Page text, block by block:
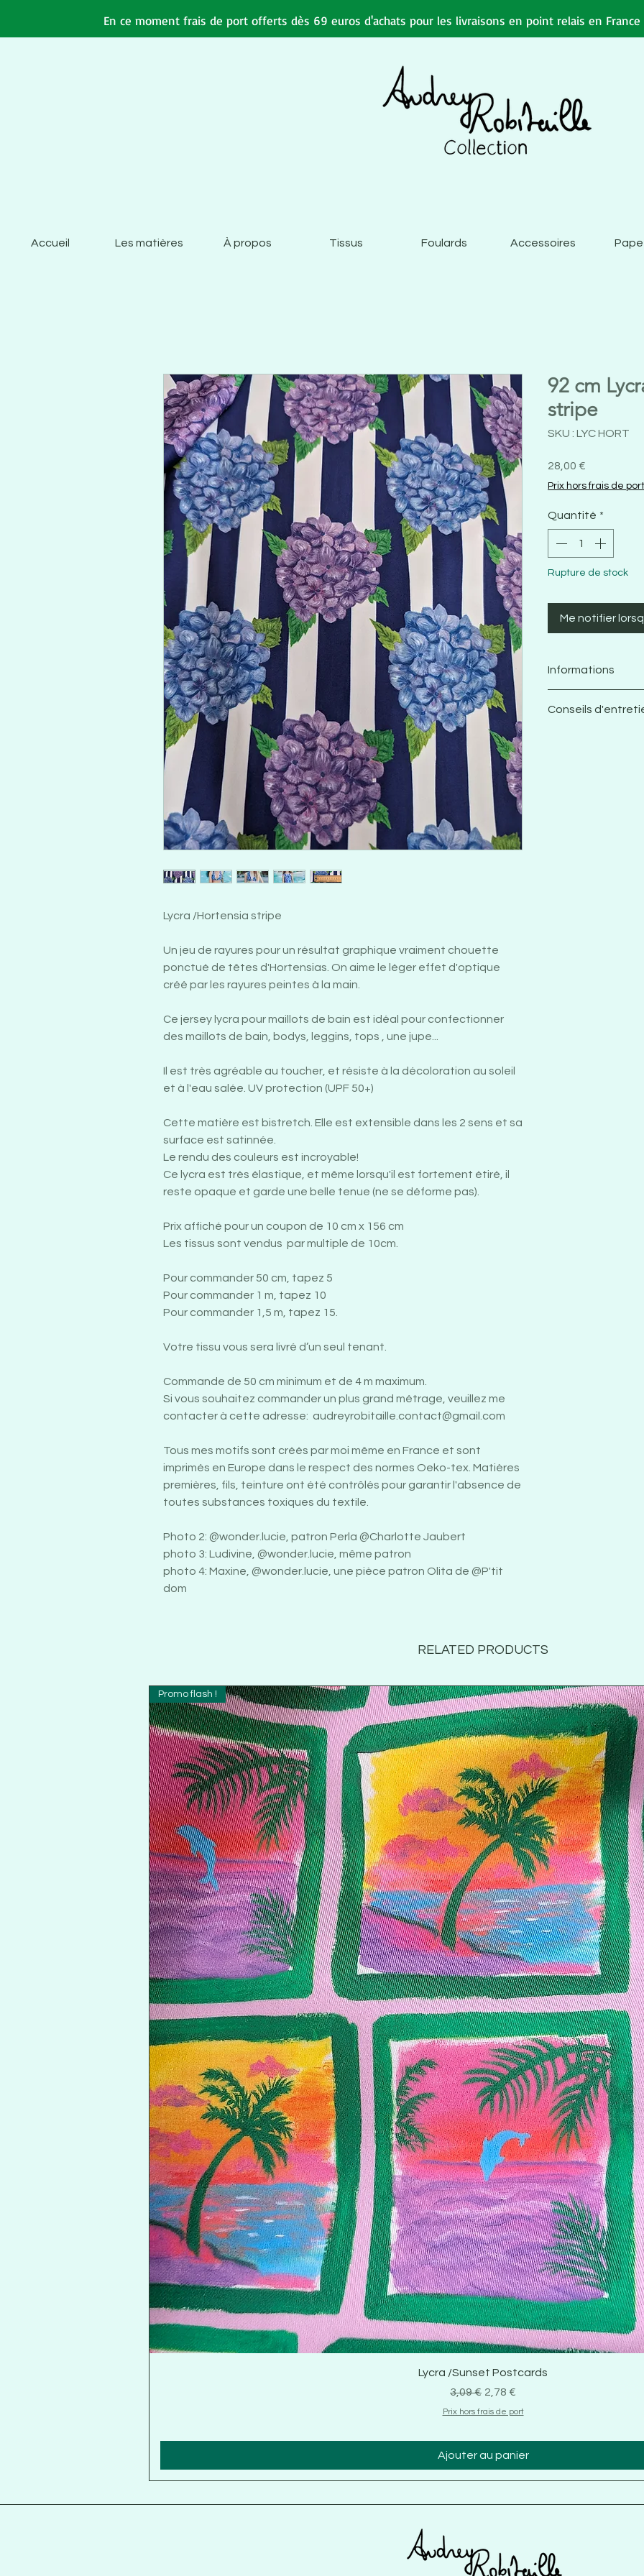
En ce moment frais de port offerts dès 69 euros d'achats pour les livraisons en point relais en
Accueil Les matières À propos Tissus Foulards Accessoires
Lycra /Hortensia stripe
Un jeu de rayures pour un résultat graphique vraiment chouette
ponctué de têtes d'Hortensias. On aime le léger effet d'optique
créé par les rayures peintes à la main.
Ce jersey lycra pour maillots de bain est idéal pour confectionner
des maillots de bain, bodys, leggins, tops , une jupe...
Il est très agréable au toucher, et résiste à la décoloration au soleil
et à l'eau salée. UV protection (UPF 50+)
Cette matière est bistretch. Elle est extensible dans les 2 sens et sa
surface est satinnée.
Le rendu des couleurs est incroyable!
Ce lycra est très élastique, et même lorsqu'il est fortement étiré, il
reste opaque et garde une belle tenue (ne se déforme pas).
Prix affiché pour un coupon de 10 cm x 156 cm
Les tissus sont vendus par multiple de 10cm.
Pour commander 50 cm, tapez 5
Pour commander 1 m, tapez 10
Pour commander 1,5 m, tapez 15.
Votre tissu vous sera livré d’un seul tenant.
Commande de 50 cm minimum et de 4 m maximum.
Si vous souhaitez commander un plus grand métrage, veuillez me
contacter à cette adresse: audreyrobitaille.contact@gmail.com
Tous mes motifs sont créés par moi même en France et sont
imprimés en Europe dans le respect des normes Oeko-tex. Matières
premières, fils, teinture ont été contrôlés pour garantir l'absence de
toutes substances toxiques du textile.
Photo 2: @wonder.lucie, patron Perla @Charlotte Jaubert
photo 3: Ludivine, @wonder.lucie, même patron
photo 4: Maxine, @wonder.lucie, une pièce patron Olita de @P'tit
dom
92 cm
stripe
SKU : LYC HORT
28,00 €
Prix hors frais de port
Quantité *
Rupture de stock
Me notifier
Informations
Largeur
Conseils
RELATED PRODUCTS
Promo flash !
Lycra /Sunset Postcards
Prix original
3,09 € Prix promotionnel
2,78 €
Prix hors frais de port
Ajouter au panier